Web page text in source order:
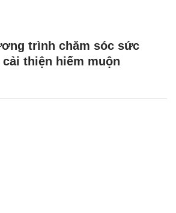
trình chăm sóc sức
cải thiện hiếm muộn